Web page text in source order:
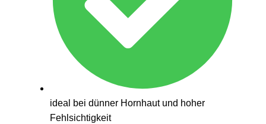
ideal bei dünner Hornhaut und hoher
Fehlsichtigkeit